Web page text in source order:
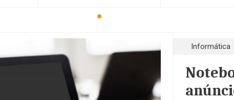
Informática